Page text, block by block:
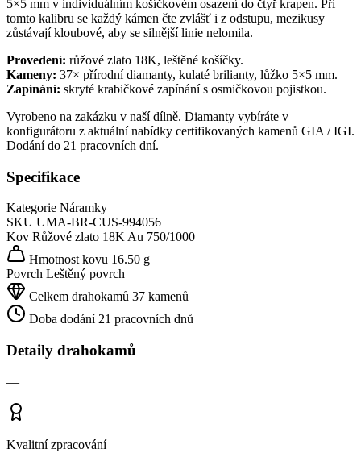
5×5 mm v individuálním košíčkovém osazení do čtyř krapen. Při
tomto kalibru se každý kámen čte zvlášť i z odstupu, mezikusy
zůstávají kloubové, aby se silnější linie nelomila.
Provedení: růžové zlato 18K, leštěné košíčky.
Kameny: 37× přírodní diamanty, kulaté brilianty, lůžko 5×5 mm.
Zapínání: skryté krabičkové zapínání s osmičkovou pojistkou.
Vyrobeno na zakázku v naší dílně. Diamanty vybíráte v
konfigurátoru z aktuální nabídky certifikovaných kamenů GIA / IGI.
Dodání do 21 pracovních dní.
Specifikace
Kategorie Náramky
SKU UMA-BR-CUS-994056
Kov Růžové zlato 18KAu 750/1000
Hmotnost kovu 16.50 g
Povrch Leštěný povrch
Celkem drahokamů 37 kamenů
Doba dodání 21 pracovních dnů
Detaily drahokamů
—
Kvalitní zpracování